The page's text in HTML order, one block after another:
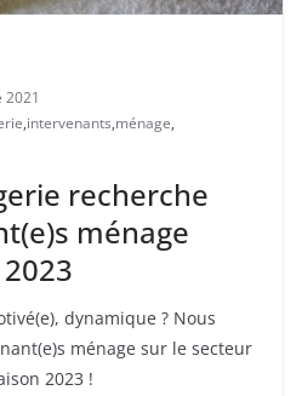
2021
,intervenants,ménage,
recherche
ménage
dynamique ? Nous
ménage sur le secteur
2023 !